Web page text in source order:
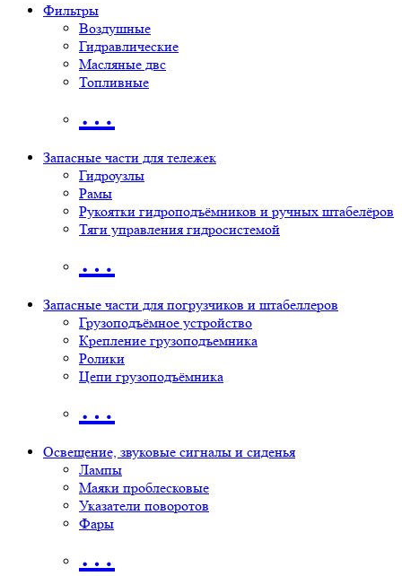
Фильтры
Воздушные
Гидравлические
Масляные двс
Топливные
…
Запасные части для тележек
Гидроузлы
Рамы
Рукоятки гидроподъёмников и ручных штабелёров
Тяги управления гидросистемой
…
Запасные части для погрузчиков и штабеллеров
Грузоподъёмное устройство
Крепление грузоподъемника
Ролики
Цепи грузоподъёмника
…
Освещение, звуковые сигналы и сиденья
Лампы
Маяки проблесковые
Указатели поворотов
Фары
…